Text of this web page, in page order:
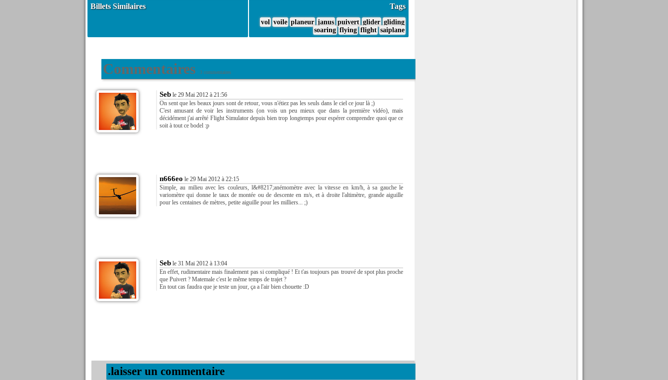
Billets Similaires Tags
vol voile planeur janus puivert glider gliding
soaring flying flight saiplane
Commentaires 3 commentaires
Seb le 29 Mai 2012 à 21:56
On sent que les beaux jours sont de retour, vous n'étiez pas les seuls dans le ciel ce jour là ;)
C'est amusant de voir les instruments (on vois un peu mieux que dans la première vidéo), mais
décidément j'ai arrêté Flight Simulator depuis bien trop longtemps pour espérer comprendre quoi que ce
soit à tout ce bodel :p
n666eo le 29 Mai 2012 à 22:15
Simple, au milieu avec les couleurs, l&#8217;anémomètre avec la vitesse en km/h, à sa gauche le
variomètre qui donne le taux de montée ou de descente en m/s, et à droite l'altimètre, grande aiguille
pour les centaines de mètres, petite aiguille pour les milliers... ;)
Seb le 31 Mai 2012 à 13:04
En effet, rudimentaire mais finalement pas si compliqué ! Et t'as toujours pas trouvé de spot plus proche
que Puivert ? Matemale c'est le même temps de trajet ?
En tout cas faudra que je teste un jour, ça a l'air bien chouette :D
.laisser un commentaire